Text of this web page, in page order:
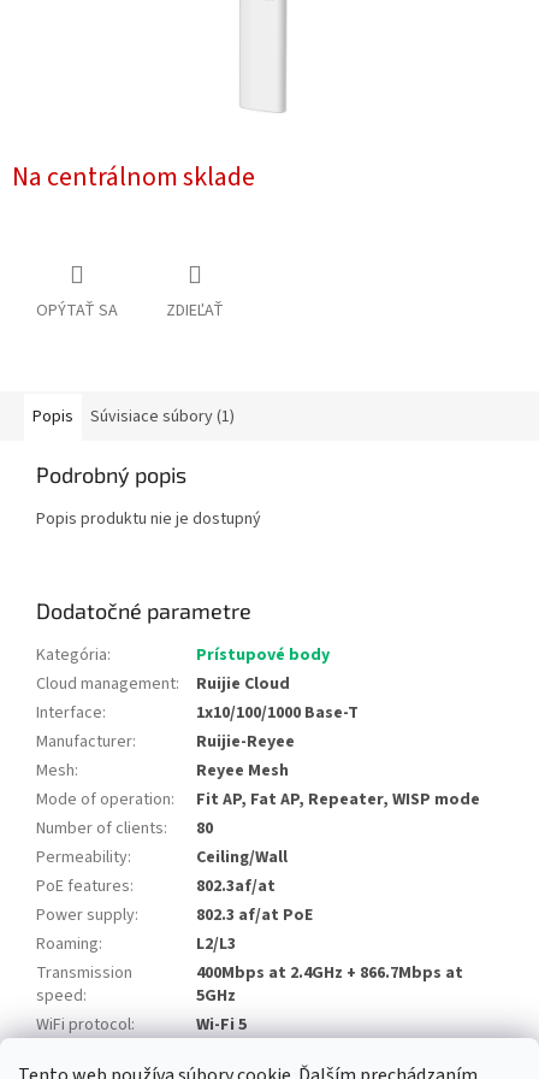
Na centrálnom sklade
OPÝTAŤ SA ZDIEĽAŤ
Popis Súvisiace súbory (1)
Podrobný popis
Popis produktu nie je dostupný
Dodatočné parametre
Kategória:
Prístupové body
Cloud management:
Ruijie Cloud
Interface:
1x10/100/1000 Base-T
Manufacturer:
Ruijie-Reyee
Mesh:
Reyee Mesh
Mode of operation:
Fit AP, Fat AP, Repeater, WISP mode
Number of clients:
80
Permeability:
Ceiling/Wall
PoE features:
802.3af/at
Power supply:
802.3 af/at PoE
Roaming:
L2/L3
Transmission
speed:
400Mbps at 2.4GHz + 866.7Mbps at
5GHz
WiFi protocol: Wi-Fi 5